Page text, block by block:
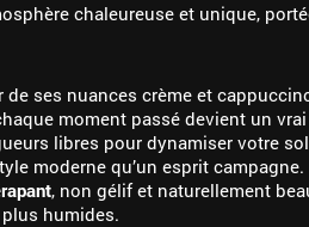
chaleureuse et unique,
ses nuances crème et
moment passé devient un
libres pour dynamiser votre
moderne qu’un esprit campagne.
, non gélif et naturellement
humides.